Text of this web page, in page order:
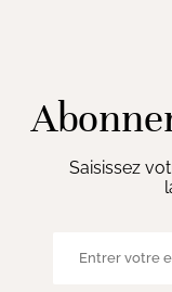
Saisissez